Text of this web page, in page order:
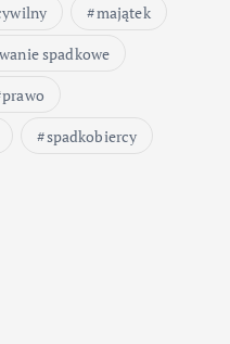
majątek
spadkowe
prawo
spadkobiercy